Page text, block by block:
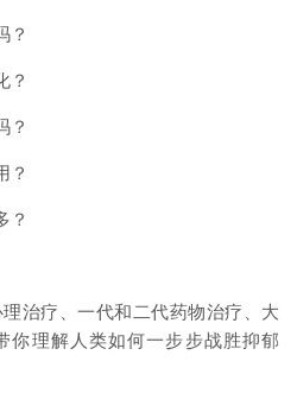
？
？
？
？
？
治疗、一代和二代药物治疗、大
你理解人类如何一步步战胜抑郁